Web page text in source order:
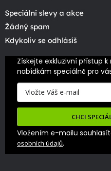
Speciální slevy a akce
Žádný spam
Kdykoliv se odhlásíš
Získejte exkluzivní přístup
nabídkám speciálně pro
CHCI
Vložením e-mailu
osobních údajů.